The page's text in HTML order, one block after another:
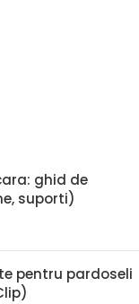
ghid de
suporti)
pentru pardoseli